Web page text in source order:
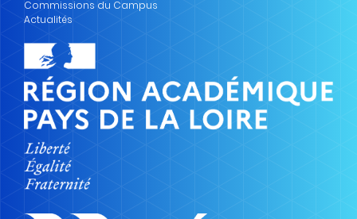
Commissions du Campus
Actualités